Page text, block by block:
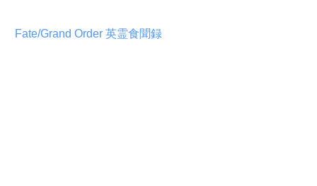
Fate/Grand Order 英霊食聞録